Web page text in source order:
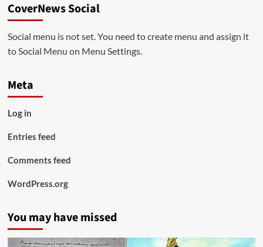
CoverNews Social
Social menu is not set. You need to create menu and assign it
to Social Menu on Menu Settings.
Meta
Log in
Entries feed
Comments feed
WordPress.org
You may have missed